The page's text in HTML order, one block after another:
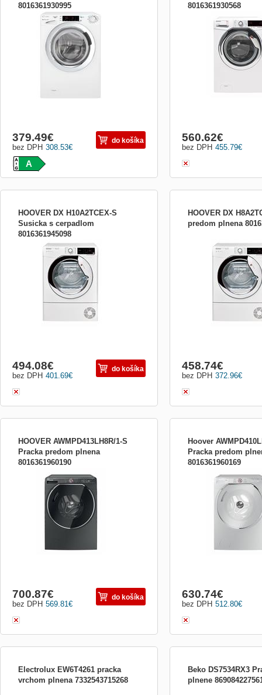
8016361930995
8kg,1300ot,A+++,pára,dot.displej,MPS+,invert.motor,tech.
Smart Touch,16 prog.+ 40Smart,rychlý
14/30/44/59min,zablokování tlačítek,bílá s
chrom.dvířky,VxŠxH:85x60x46,9cm
308.53€
bez DPH
379.49€ do košíka
A
8016361930568
One a One Fi Extra-
dot.displ,16prog.zákl+
s
455.79€
bez DPH
560.62€
HOOVER DX H10A2TCEX-S
Susicka s cerpadlom
8016361945098
A++,10 kg,tech.One Touch a All in
One,vel.dig.displej,tep.čerpadlo,AQUAVISION
5 l ve dvířkách,ukazatel délky cykl,14
prog.zákl.+30 One Touch,Woolmark Apparel
Care,sušení bavlny a syntetiky
dohromady,držák na sušení 2 párů bot,
hl.65dB(A),bílá s chrom.dví
401.69€
bez DPH
494.08€ do košíka
HOOVER DX
predom plnena
A++,8 kg,techn.One
dig.displej,All In
dvířkách,ukazatel
+ 30
Care,sušení bavlny a
dohromady,držák na
bot,obnova
372.96€
bez DPH
458.74€
HOOVER AWMPD413LH8R/1-S
Pracka predom plnena
8016361960190
hlučnost(dB(A)) 50/78, AXI – umělá
inteligence,Wifi + Bluetooth připojení přes
aplikaci Wizard. Care Dose,Total Care, All
in one,bezpečnostní zámek dveří/ochrana
proti úniku vody a proti přepěnění,
dotykový LCD displej v CZ
569.81 €
bez DPH
700.87€ do košíka
Hoover
Pracka predom
8016361960169
invertorový motor, AXI
Care Dose, Total Care,
energetická třída A+++ -
programů + Wifi
spotřeba: 0,55 kWh,
85x59,5x54 cm, bílá
512.80€
bez DPH
630.74€
Electrolux EW6T4261 pracka
vrchom plnena 7332543715268
Beko DS7534RX3
plnene